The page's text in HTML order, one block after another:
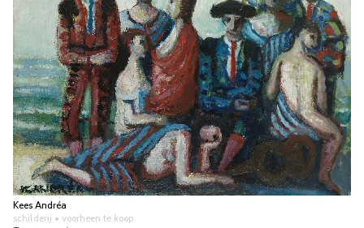
Kees Andréa
schilderij • voorheen te koop